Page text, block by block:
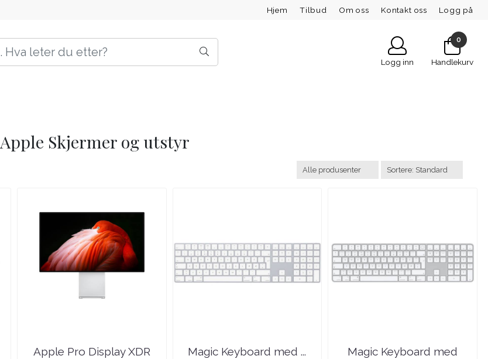
Hjem Tilbud Om oss Kontakt oss Logg på
Logg inn
0
Handlekurv
Apple Skjermer og utstyr
Apple Pro Display XDR Magic Keyboard med ...
Magic Keyboard med